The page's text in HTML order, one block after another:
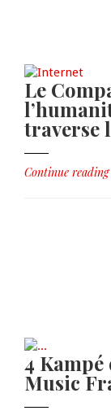
Le
traverse
Continue reading
4 Kampé
Music